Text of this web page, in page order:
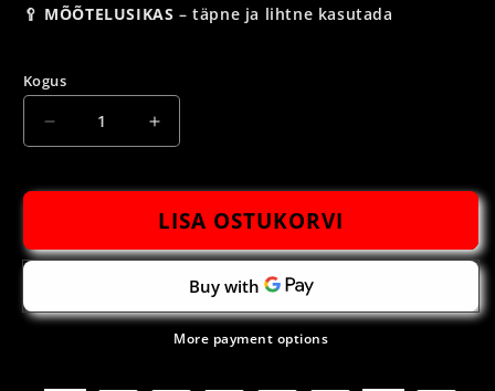
🥄 MÕÕTELUSIKAS – täpne ja lihtne kasutada
Kogus
Vähenda
SPARK
Suurenda
SPARK
kogust
LISA OSTUKORVI
More payment options